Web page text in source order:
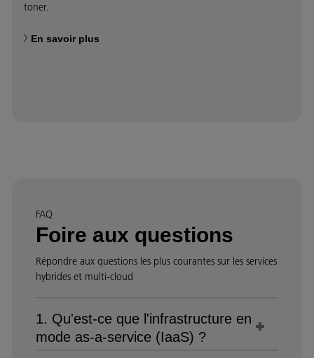
toner.
En savoir plus
FAQ
Foire aux questions
Répondre aux questions les plus courantes sur les services
hybrides et multi-cloud
1. Qu'est-ce que l'infrastructure en
mode as-a-service (IaaS) ?